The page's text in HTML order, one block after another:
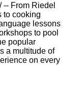
-- From Riedel
to cooking
lessons
to pool
popular
a multitude of
on every